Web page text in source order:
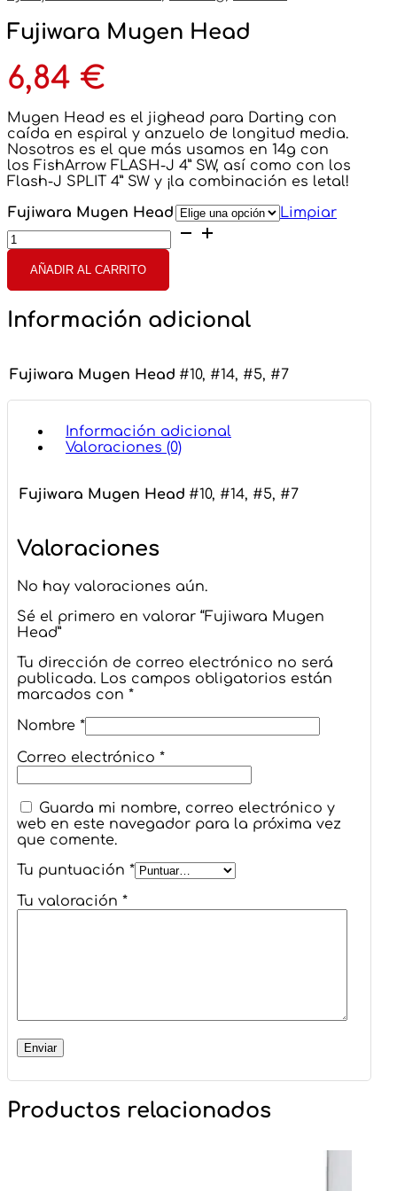
Fujiwara Mugen Head
6,84 €
Mugen Head es el jighead para Darting con
caída en espiral y anzuelo de longitud media.
Nosotros es el que más usamos en 14g con
los FishArrow FLASH-J 4” SW, así como con los
Flash-J SPLIT 4” SW y ¡la combinación es letal!
Fujiwara Mugen Head
Limpiar
Fujiwara
Mugen
Head
cantidad
AÑADIR AL CARRITO
Información adicional
Fujiwara Mugen Head #10, #14, #5, #7
Información adicional
Valoraciones (0)
Fujiwara Mugen Head #10, #14, #5, #7
Valoraciones
No hay valoraciones aún.
Sé el primero en valorar “Fujiwara Mugen
Head”
Tu dirección de correo electrónico no será
publicada. Los campos obligatorios están
marcados con *
Nombre *
Correo electrónico *
Guarda mi nombre, correo electrónico y
web en este navegador para la próxima vez
que comente.
Tu puntuación *
Tu valoración *
Productos relacionados